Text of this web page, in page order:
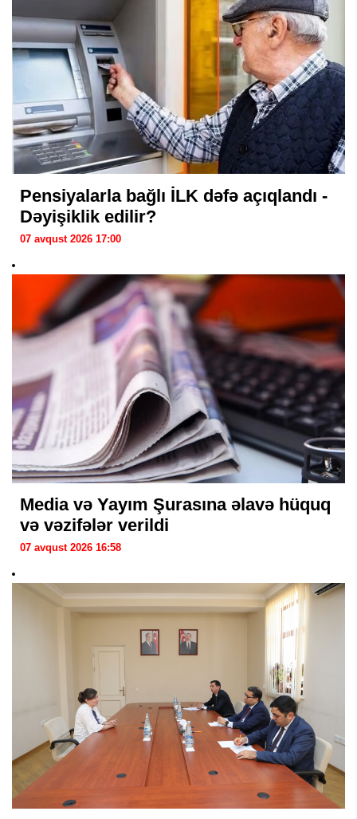
Pensiyalarla bağlı İLK dəfə açıqlandı -
Dəyişiklik edilir?
07 avqust 2026 17:00
Media və Yayım Şurasına əlavə hüquq
və vəzifələr verildi
07 avqust 2026 16:58